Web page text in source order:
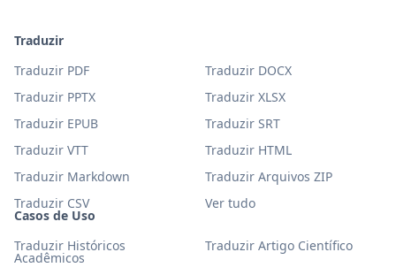
Casos de Uso
Traduzir Históricos
Acadêmicos
Traduzir Artigo Científico
Traduzir
Traduzir PDF
Traduzir DOCX
Traduzir PPTX
Traduzir XLSX
Traduzir EPUB
Traduzir SRT
Traduzir VTT
Traduzir HTML
Traduzir Markdown
Traduzir Arquivos ZIP
Traduzir CSV
Ver tudo